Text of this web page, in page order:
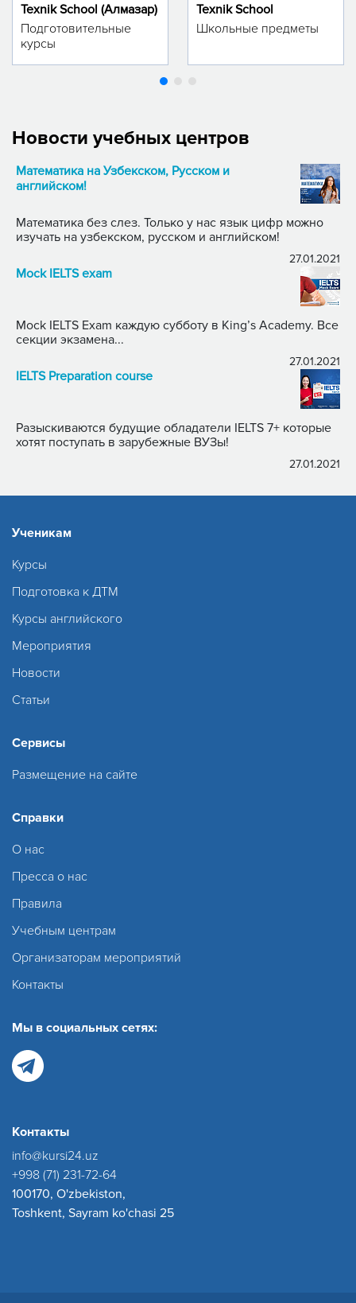
Texnik School (Алмазар)
Подготовительные
курсы
Texnik School
Школьные предметы
Новости учебных центров
Математика на Узбекском, Русском и
английском!
Математика без слез. Только у нас язык цифр можно
изучать на узбекском, русском и английском!
27.01.2021
Mock IELTS exam
Mock IELTS Exam каждую субботу в King’s Academy. Все
секции экзамена...
27.01.2021
IELTS Preparation course
Разыскиваются будущие обладатели IELTS 7+ которые
хотят поступать в зарубежные ВУЗы!
27.01.2021
Ученикам
Курсы
Подготовка к ДТМ
Курсы английского
Мероприятия
Новости
Статьи
Сервисы
Размещение на сайте
Справки
О нас
Пресса о нас
Правила
Учебным центрам
Организаторам мероприятий
Контакты
Мы в социальных сетях:
Контакты
info@kursi24.uz
+998 (71) 231-72-64
100170, O'zbekiston,
Toshkent, Sayram ko'chasi 25